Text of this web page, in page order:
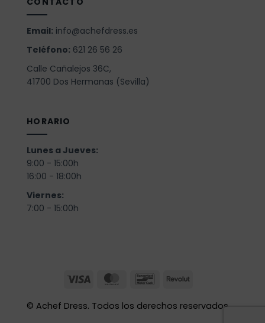
Email: info@achefdress.es
Teléfono: 621 26 56 26
Calle Cañalejos 36C,
41700 Dos Hermanas (Sevilla)
HORARIO
Lunes a Jueves:
9:00 - 15:00h
16:00 - 18:00h
Viernes:
7:00 - 15:00h
© Achef Dress. Todos los derechos reservados.